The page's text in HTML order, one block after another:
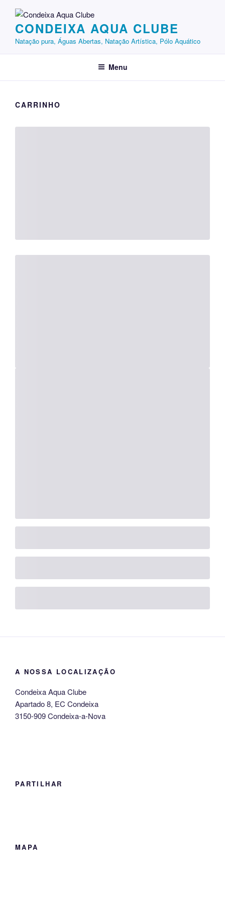
conteúdo
CONDEIXA AQUA CLUBE
Natação pura, Águas Abertas, Natação Artística, Pólo Aquático
Menu
CARRINHO
A NOSSA LOCALIZAÇÃO
Condeixa Aqua Clube
Apartado 8, EC Condeixa
3150-909 Condeixa-a-Nova
PARTILHAR
MAPA